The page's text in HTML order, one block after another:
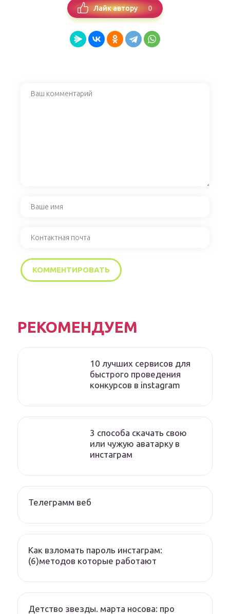
Лайк автору 0
РЕКОМЕНДУЕМ
10 лучших сервисов для
быстрого проведения
конкурсов в instagram
3 способа скачать свою
или чужую аватарку в
инстаграм
Телеграмм веб
Как взломать пароль инстаграм:
(6)методов которые работают
Детство звезды. марта носова: про